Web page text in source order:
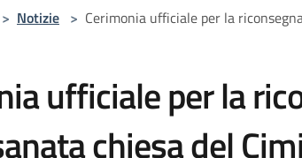
> Notizie > Cerimonia ufficiale per la
ufficiale per la
chiesa del